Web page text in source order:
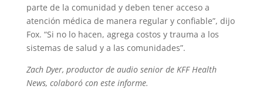
parte de la comunidad y deben tener acceso a
atención médica de manera regular y confiable”, dijo
Fox. “Si no lo hacen, agrega costos y trauma a los
sistemas de salud y a las comunidades”.
Zach Dyer, productor de audio senior de KFF Health
News, colaboró con este informe.